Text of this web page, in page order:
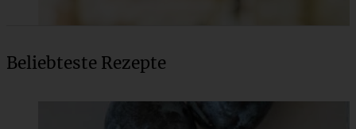
Beliebteste Rezepte